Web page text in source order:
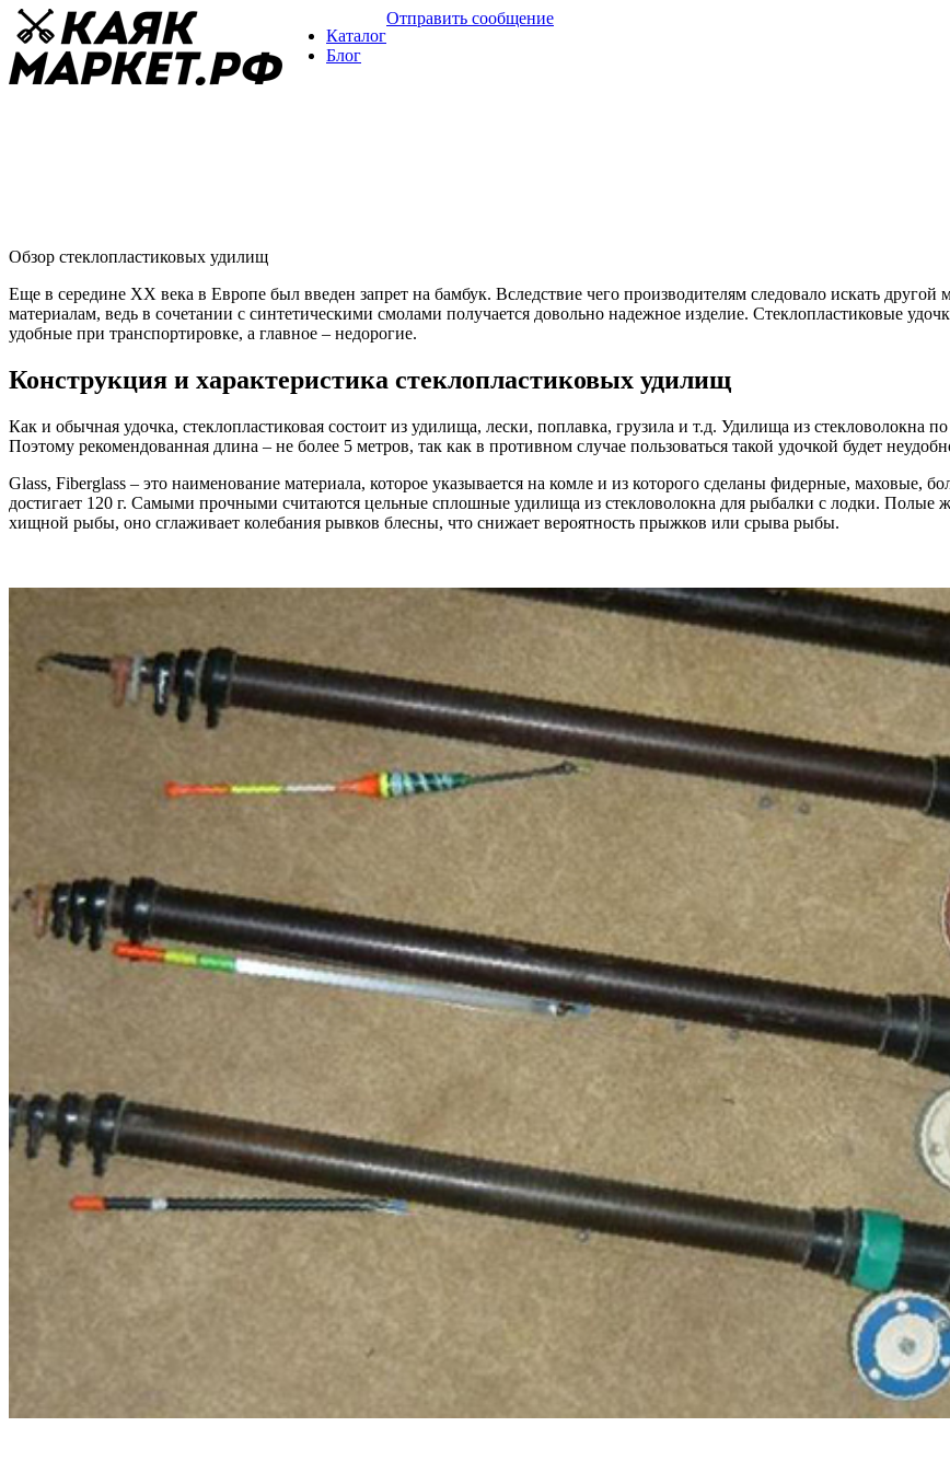
Каталог
Блог
Отправить сообщение
Обзор стеклопластиковых удилищ
Еще в середине XX века в Европе был введен запрет на бамбук. Вследствие чего производителям следовало искать
материалам, ведь в сочетании с синтетическими смолами получается довольно надежное изделие. Стеклопластиковые
удобные при транспортировке, а главное – недорогие.
Конструкция и характеристика стеклопластиковых удилищ
Как и обычная удочка, стеклопластиковая состоит из удилища, лески, поплавка, грузила и т.д. Удилища из стекловолокна
Поэтому рекомендованная длина – не более 5 метров, так как в противном случае пользоваться такой удочкой будет
Glass, Fiberglass – это наименование материала, которое указывается на комле и из которого сделаны фидерные,
достигает 120 г. Самыми прочными считаются цельные сплошные удилища из стекловолокна для рыбалки с лодки. Полые
хищной рыбы, оно сглаживает колебания рывков блесны, что снижает вероятность прыжков или срыва рыбы.